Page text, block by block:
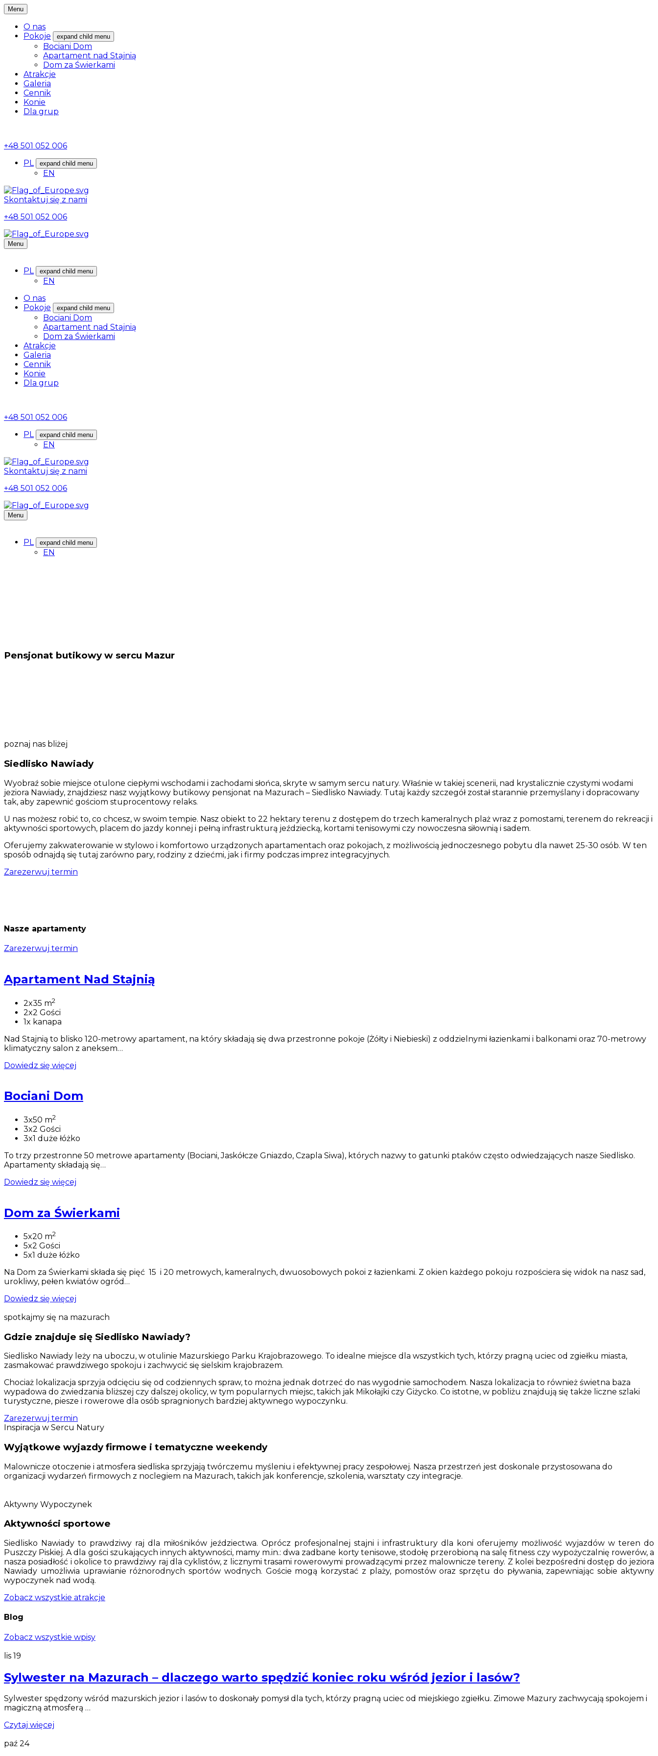
Menu
O nas
Pokoje
expand child menu
Bociani Dom
Apartament nad Stajnią
Dom za Świerkami
Atrakcje
Galeria
Cennik
Konie
Dla grup
+48 501 052 006
PL
expand child menu
EN
Skontaktuj się z nami
+48 501 052 006
Menu
PL expand child menu
EN
O nas
Pokoje
expand child menu
Bociani Dom
Apartament nad Stajnią
Dom za Świerkami
Atrakcje
Galeria
Cennik
Konie
Dla grup
+48 501 052 006
PL
expand child menu
EN
Skontaktuj się z nami
+48 501 052 006
Menu
PL expand child menu
EN
Pensjonat butikowy w sercu Mazur
poznaj nas bliżej
Siedlisko Nawiady
Wyobraź sobie miejsce otulone ciepłymi wschodami i zachodami słońca, skryte w samym sercu natury. Właśnie w takiej scenerii, nad krystalicznie czystymi wodami
jeziora Nawiady, znajdziesz nasz wyjątkowy butikowy pensjonat na Mazurach – Siedlisko Nawiady. Tutaj każdy szczegół został starannie przemyślany i dopracowany
tak, aby zapewnić gościom stuprocentowy relaks.
U nas możesz robić to, co chcesz, w swoim tempie. Nasz obiekt to 22 hektary terenu z dostępem do trzech kameralnych plaż wraz z pomostami, terenem do rekreacji i
aktywności sportowych, placem do jazdy konnej i pełną infrastrukturą jeździecką, kortami tenisowymi czy nowoczesna siłownią i sadem.
Oferujemy zakwaterowanie w stylowo i komfortowo urządzonych apartamentach oraz pokojach, z możliwością jednoczesnego pobytu dla nawet 25-30 osób. W ten
sposób odnajdą się tutaj zarówno pary, rodziny z dziećmi, jak i firmy podczas imprez integracyjnych.
Zarezerwuj termin
Nasze apartamenty
Zarezerwuj termin
Apartament Nad Stajnią
2x35 m2
2x2 Gości
1x kanapa
Nad Stajnią to blisko 120-metrowy apartament, na który składają się dwa przestronne pokoje (Żółty i Niebieski) z oddzielnymi łazienkami i balkonami oraz 70-metrowy
klimatyczny salon z aneksem…
Dowiedz się więcej
Bociani Dom
3x50 m2
3x2 Gości
3x1 duże łóżko
To trzy przestronne 50 metrowe apartamenty (Bociani, Jaskółcze Gniazdo, Czapla Siwa), których nazwy to gatunki ptaków często odwiedzających nasze Siedlisko.
Apartamenty składają się…
Dowiedz się więcej
Dom za Świerkami
5x20 m2
5x2 Gości
5x1 duże łóżko
Na Dom za Świerkami składa się pięć 15 i 20 metrowych, kameralnych, dwuosobowych pokoi z łazienkami. Z okien każdego pokoju rozpościera się widok na nasz sad,
urokliwy, pełen kwiatów ogród…
Dowiedz się więcej
spotkajmy się na mazurach
Gdzie znajduje się Siedlisko Nawiady?
Siedlisko Nawiady leży na uboczu, w otulinie Mazurskiego Parku Krajobrazowego. To idealne miejsce dla wszystkich tych, którzy pragną uciec od zgiełku miasta,
zasmakować prawdziwego spokoju i zachwycić się sielskim krajobrazem.
Chociaż lokalizacja sprzyja odcięciu się od codziennych spraw, to można jednak dotrzeć do nas wygodnie samochodem. Nasza lokalizacja to również świetna baza
wypadowa do zwiedzania bliższej czy dalszej okolicy, w tym popularnych miejsc, takich jak Mikołajki czy Giżycko. Co istotne, w pobliżu znajdują się także liczne szlaki
turystyczne, piesze i rowerowe dla osób spragnionych bardziej aktywnego wypoczynku.
Zarezerwuj termin
Inspiracja w Sercu Natury
Wyjątkowe wyjazdy firmowe i tematyczne weekendy
Malownicze otoczenie i atmosfera siedliska sprzyjają twórczemu myśleniu i efektywnej pracy zespołowej. Nasza przestrzeń jest doskonale przystosowana do
organizacji wydarzeń firmowych z noclegiem na Mazurach, takich jak konferencje, szkolenia, warsztaty czy integracje.
Aktywny Wypoczynek
Aktywności sportowe
Siedlisko Nawiady to prawdziwy raj dla miłośników jeździectwa. Oprócz profesjonalnej stajni i infrastruktury dla koni oferujemy możliwość wyjazdów w teren do
Puszczy Piskiej. A dla gości szukających innych aktywności, mamy m.in.: dwa zadbane korty tenisowe, stodołę przerobioną na salę fitness czy wypożyczalnię rowerów, a
nasza posiadłość i okolice to prawdziwy raj dla cyklistów, z licznymi trasami rowerowymi prowadzącymi przez malownicze tereny. Z kolei bezpośredni dostęp do jeziora
Nawiady umożliwia uprawianie różnorodnych sportów wodnych. Goście mogą korzystać z plaży, pomostów oraz sprzętu do pływania, zapewniając sobie aktywny
wypoczynek nad wodą.
Zobacz wszystkie atrakcje
Blog
Zobacz wszystkie wpisy
lis 19
Sylwester na Mazurach – dlaczego warto spędzić koniec roku wśród jezior i lasów?
Sylwester spędzony wśród mazurskich jezior i lasów to doskonały pomysł dla tych, którzy pragną uciec od miejskiego zgiełku. Zimowe Mazury zachwycają spokojem i
magiczną atmosferą …
Czytaj więcej
paź 24